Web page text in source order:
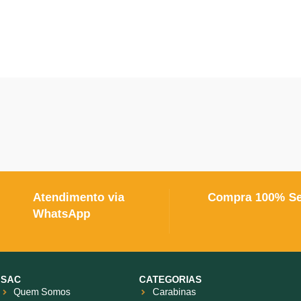
Atendimento via
WhatsApp
Compra 100%
SAC
Quem Somos
CATEGORIAS
Carabinas